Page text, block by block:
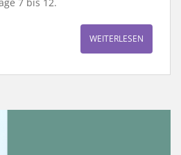
WEITERLESEN